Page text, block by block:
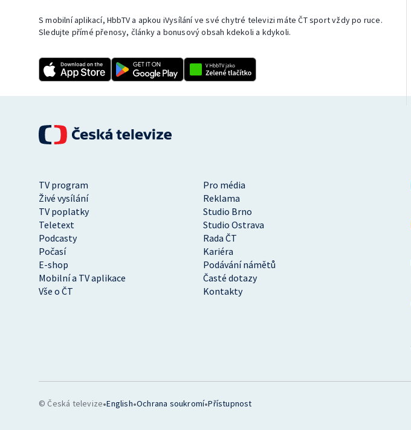
S mobilní aplikací, HbbTV a apkou iVysílání ve své chytré televizi máte ČT sport vždy po ruce.
Sledujte přímé přenosy, články a bonusový obsah kdekoli a kdykoli.
TV program
Pro média
Živé vysílání
Reklama
TV poplatky
Studio Brno
Teletext
Studio Ostrava
Podcasty
Rada ČT
Počasí
Kariéra
E-shop
Podávání námětů
Mobilní a TV aplikace
Časté dotazy
Vše o ČT
Kontakty
© Česká televize•English•Ochrana soukromí•Přístupnost